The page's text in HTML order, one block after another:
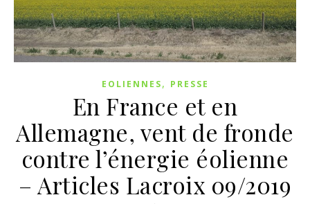
EOLIENNES, PRESSE
En France et en
Allemagne, vent de fronde
contre l’énergie éolienne
– Articles Lacroix 09/2019